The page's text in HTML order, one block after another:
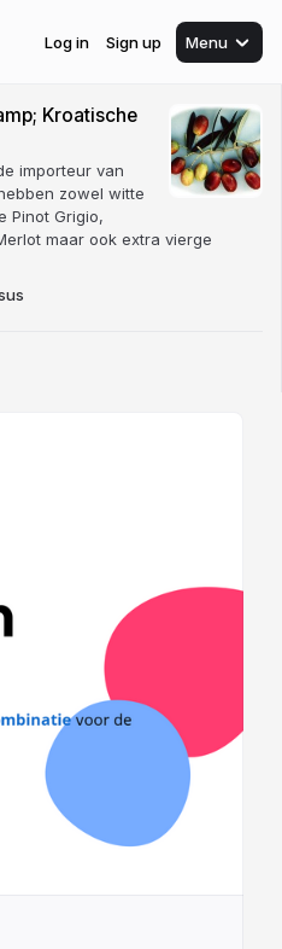
Log in Sign up Menu
Kroatische
importeur van
zowel witte
Pinot Grigio,
maar ook extra vierge